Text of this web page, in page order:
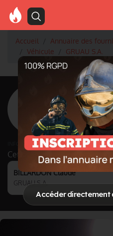
Accéder directement
Accueil
Annuaire des
Véhicule
GRUAU S.A.
<Retour
Activité
Véhicule
INFORMATIONS MISES À JOUR LE 26/
Cette page est gérée par :
BILLARDON Claude
GRUAU S.A.